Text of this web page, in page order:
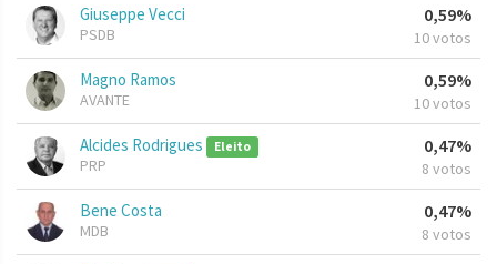
Giuseppe Vecci
PSDB
0,59%
10 votos
Magno Ramos
AVANTE
0,59%
10 votos
Alcides Rodrigues Eleito
PRP
0,47%
8 votos
Bene Costa
MDB
0,47%
8 votos